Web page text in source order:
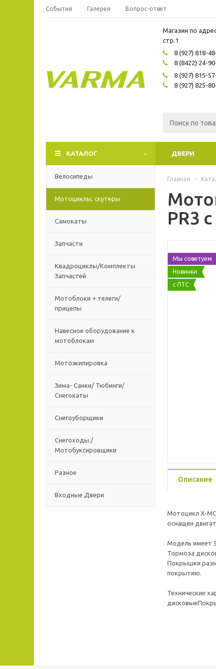
События Галерея Вопрос-ответ
Магазин по
стр.1
8 (927) 818-
8 (8422) 24-
8 (927) 815-
8 (927) 825-
КАТАЛОГ ДВЕРИ
Велосипеды
Мотоциклы, скутеры
Самокаты
Запчасти
Квадроциклы/Комплекты
Запчастей
Мотоблоки + телеги/
прицепы
Навесное оборудование к
мотоблокам
Мотоэкипировка
Зима- Санки/ Тюбинги/
Снегокаты
Снегоуборщики
Снегоходы /
Мотобуксировщики
Разное
Входные Двери
Главная -
PR3
Мы советуем
Новинки
с ПТС
Описание
Мотоцикл X-
оснащен
Модель имеет
Тормоза
Покрышки
покрытию.
Технические